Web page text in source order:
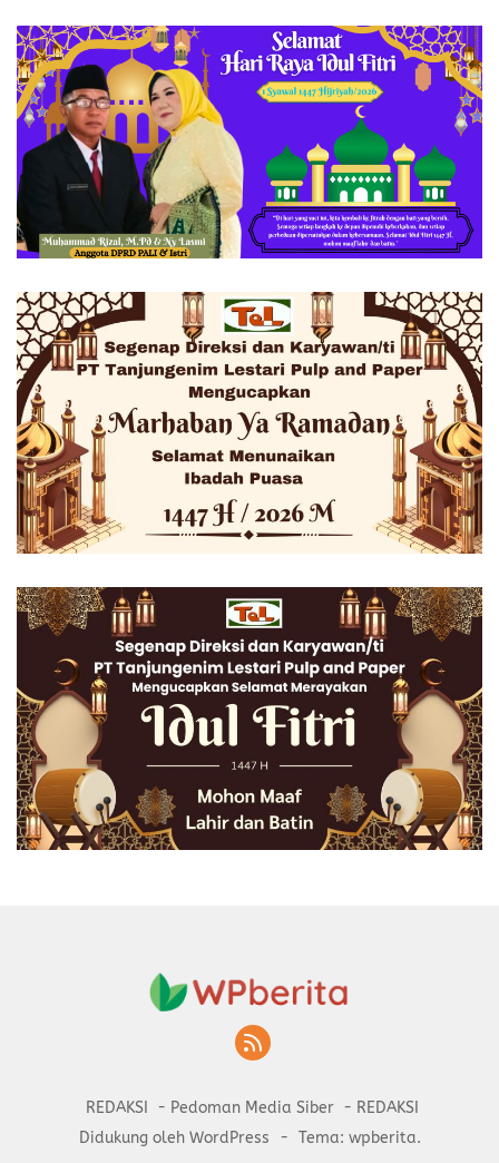
REDAKSI Pedoman Media Siber
REDAKSI
Didukung oleh WordPress
- Tema: wpberita.